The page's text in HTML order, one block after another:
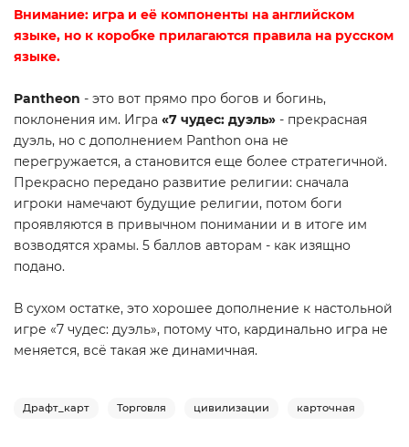
Внимание: игра и её компоненты на английском
языке, но к коробке прилагаются правила на русском
языке.
Pantheon - это вот прямо про богов и богинь,
поклонения им. Игра «7 чудес: дуэль» - прекрасная
дуэль, но с дополнением Panthon она не
перегружается, а становится еще более стратегичной.
Прекрасно передано развитие религии: сначала
игроки намечают будущие религии, потом боги
проявляются в привычном понимании и в итоге им
возводятся храмы. 5 баллов авторам - как изящно
подано.
В сухом остатке, это хорошее дополнение к настольной
игре «7 чудес: дуэль», потому что, кардинально игра не
меняется, всё такая же динамичная.
Драфт_карт Торговля цивилизации карточная